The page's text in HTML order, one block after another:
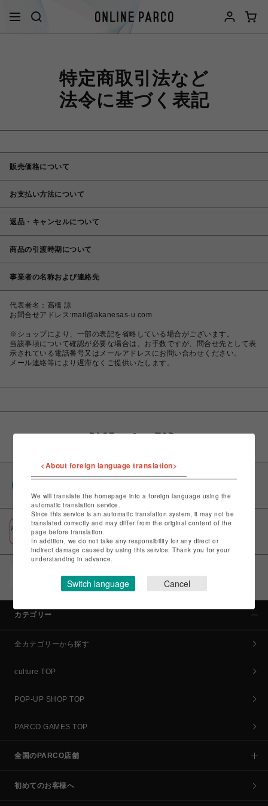
特定商取引法など
法令に基づく表記
販売価格について
お支払い方法について
返品・キャンセルについて
商品の引渡時期について
事業者の名称および連絡先
代表者名：高橋 諒
お問合せアドレス:mail@akanesas-u.com
※ショップにより、一部の表記を省略している場合がございます。
当該事項について確認が必要な場合は、お手数ですが、問合せ先として表
示されている電話番号又はメールアドレスにお問い合わせください。
メール連絡等により遅滞なくご提供いたします。
PARCOポイント
ポケパル払い
コイン＆クーポンでPARCOでのお買い物がオトクに
カテゴリー
全カテゴリーから探す
culture TOP
POP-UP SHOP TOP
PARCO GAMES TOP
全国のPARCO店舗
初めてのお客様へ
<About foreign language translation>
We will translate the homepage into a foreign language using the
automatic translation service.
Since this service is an automatic translation system, it may not be
translated correctly and may differ from the original content of the
page before translation.
In addition, we do not take any responsibility for any direct or
indirect damage caused by using this service. Thank you for your
understanding in advance.
Switch language Cancel